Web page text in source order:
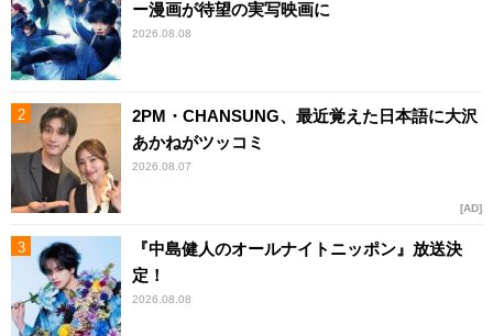
ー漫画が待望の実写映画に
2026.08.08
2PM・CHANSUNG、最近覚えた日本語に大沢
あかねがツッコミ
2026.08.07
AD
『中島健人のオールナイトニッポン』放送決
定！
2026.08.08